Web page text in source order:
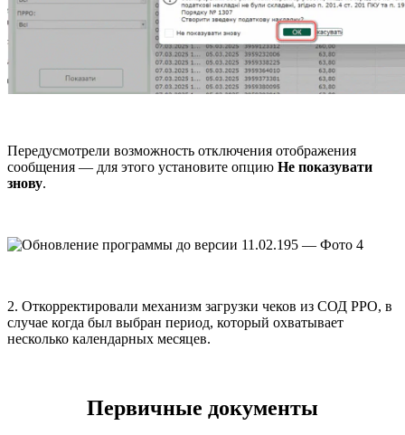
Передусмотрели возможность отключения отображения
сообщения — для этого установите опцию Не показувати
знову.
2. Откорректировали механизм загрузки чеков из СОД РРО, в
случае когда был выбран период, который охватывает
несколько календарных месяцев.
Первичные документы